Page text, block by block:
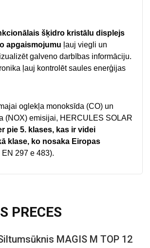
šķidro kristālu displejs
apgaismojumu ļauj viegli un
galveno darbības informāciju.
ļauj kontrolēt saules enerģijas
oglekļa monoksīda (CO) un
(NOX) emisijai, HERCULES SOLAR
pie 5. klases, kas ir videi
klase, ko nosaka Eiropas
EN 297 e 483).
PRECES
MAGIS M TOP 12